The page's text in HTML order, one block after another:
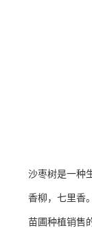
沙枣树是一种
香柳，七里香
苗圃种植销售